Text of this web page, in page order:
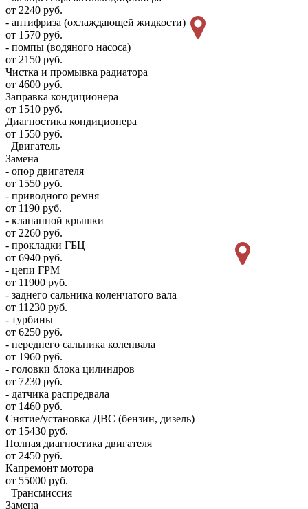
от 2240 руб.
- антифриза (охлаждающей жидкости)
от 1570 руб.
- помпы (водяного насоса)
от 2150 руб.
Чистка и промывка радиатора
от 4600 руб.
Заправка кондиционера
от 1510 руб.
Диагностика кондиционера
от 1550 руб.
Двигатель
Замена
- опор двигателя
от 1550 руб.
- приводного ремня
от 1190 руб.
- клапанной крышки
от 2260 руб.
- прокладки ГБЦ
от 6940 руб.
- цепи ГРМ
от 11900 руб.
- заднего сальника коленчатого вала
от 11230 руб.
- турбины
от 6250 руб.
- переднего сальника коленвала
от 1960 руб.
- головки блока цилиндров
от 7230 руб.
- датчика распредвала
от 1460 руб.
Снятие/установка ДВС (бензин, дизель)
от 15430 руб.
Полная диагностика двигателя
от 2450 руб.
Капремонт мотора
от 55000 руб.
Трансмиссия
Замена